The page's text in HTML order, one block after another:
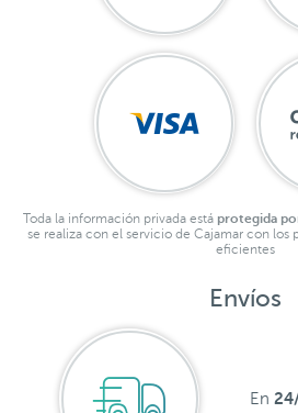
Toda la información privada está protegida
se realiza con el servicio de Cajamar con los
eficientes
Envíos
En